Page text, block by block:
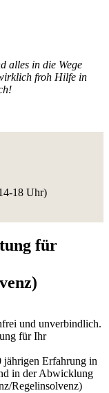
alles in die Wege
froh Hilfe in
18 Uhr)
für
und unverbindlich.
für Ihr
jährigen Erfahrung in
in der Abwicklung
Regelinsolvenz)